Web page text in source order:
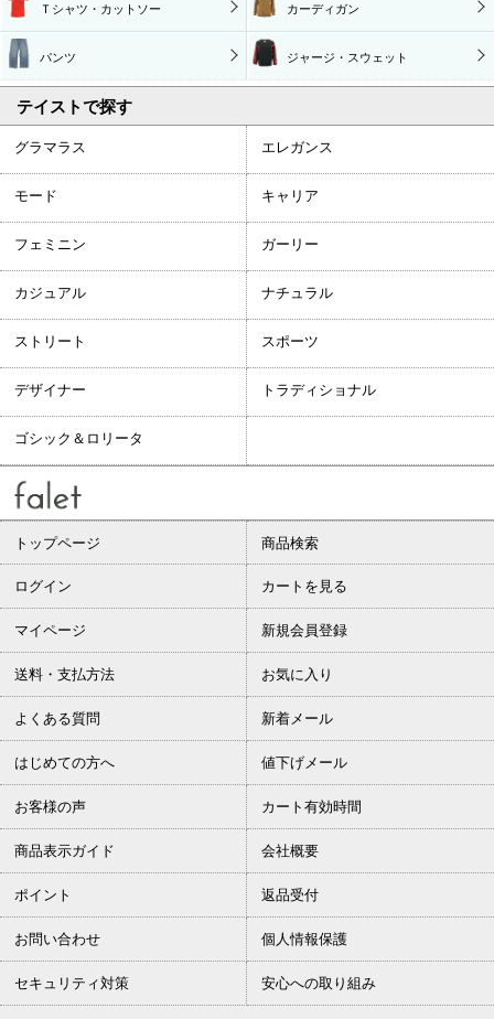
Ｔシャツ・カットソー カーディガン
パンツ ジャージ・スウェット
テイストで探す
グラマラス エレガンス
モード キャリア
フェミニン ガーリー
カジュアル ナチュラル
ストリート スポーツ
デザイナー トラディショナル
ゴシック＆ロリータ
トップページ 商品検索
ログイン カートを見る
マイページ 新規会員登録
送料・支払方法 お気に入り
よくある質問 新着メール
はじめての方へ 値下げメール
お客様の声 カート有効時間
商品表示ガイド 会社概要
ポイント 返品受付
お問い合わせ 個人情報保護
セキュリティ対策 安心への取り組み